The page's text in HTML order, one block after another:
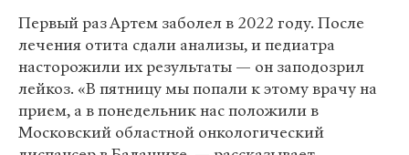
Первый раз Артем заболел в 2022 году. После
лечения отита сдали анализы, и педиатра
насторожили их результаты — он заподозрил
лейкоз. «В пятницу мы попали к этому врачу на
прием, а в понедельник нас положили в
Московский областной онкологический